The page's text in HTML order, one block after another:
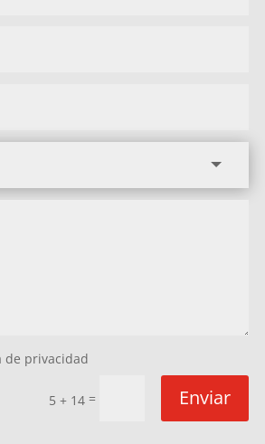
de privacidad
5 + 14 = Enviar